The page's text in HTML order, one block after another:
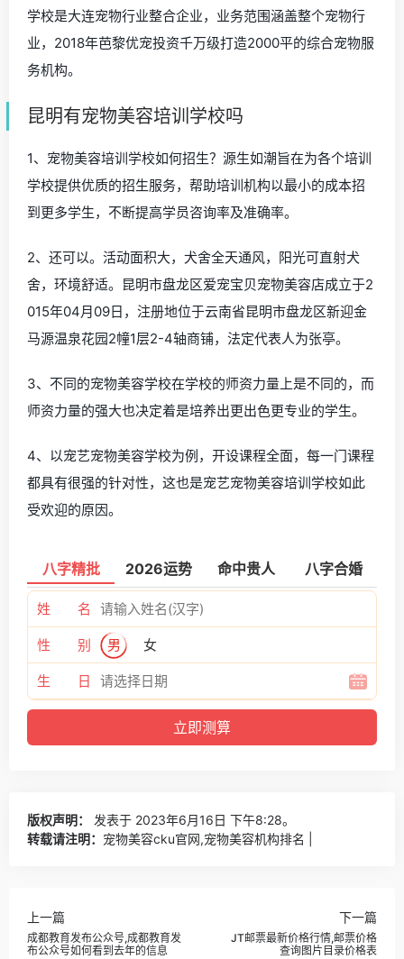
学校是大连宠物行业整合企业，业务范围涵盖整个宠物行
业，2018年芭黎优宠投资千万级打造2000平的综合宠物服
务机构。
昆明有宠物美容培训学校吗
1、宠物美容培训学校如何招生？源生如潮旨在为各个培训
学校提供优质的招生服务，帮助培训机构以最小的成本招
到更多学生，不断提高学员咨询率及准确率。
2、还可以。活动面积大，犬舍全天通风，阳光可直射犬
舍，环境舒适。昆明市盘龙区爱宠宝贝宠物美容店成立于2
015年04月09日，注册地位于云南省昆明市盘龙区新迎金
马源温泉花园2幢1层2-4轴商铺，法定代表人为张亭。
3、不同的宠物美容学校在学校的师资力量上是不同的，而
师资力量的强大也决定着是培养出更出色更专业的学生。
4、以宠艺宠物美容学校为例，开设课程全面，每一门课程
都具有很强的针对性，这也是宠艺宠物美容培训学校如此
受欢迎的原因。
八字精批 2026运势 命中贵人 八字合婚
姓 名
性 别 男 女
生 日
版权声明：
发表于 2023年6月16日 下午8:28。
转载请注明： 宠物美容cku官网,宠物美容机构排名 |
上一篇
成都教育发布公众号,成都教育发
布公众号如何看到去年的信息
下一篇
JT邮票最新价格行情,邮票价格
查询图片目录价格表